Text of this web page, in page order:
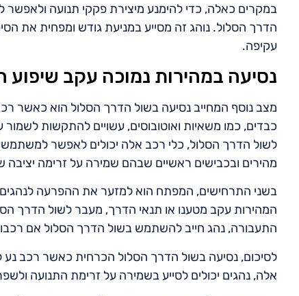
במקרים כאלה, כדי להימנע מיצירת פקקי תנועה ולאפשר
הדרך הסלול. נוהג זה מסייע במניעת גודש ומפחית את
עקיפה.
נסיעה במהירות נמוכה עקב שיפוע
מצב נוסף המחייב נסיעה בשול הדרך הסלול הוא כאשר
כבדים, כמו משאיות ואוטובוסים, עשויים להתקשות
לשול הדרך הסלול, כלי רכב אלה יכולים לאפשר
מהירים ובכבישים ראשיים שבהם שמירה על זרימה יציבה
בשני התרחישים, המפתח הוא למזער את ההפרעה
המהירות עקב מטענו או תנאי הדרך, מעבר לשול הדרך
התעבורה, נהג חייב להשתמש בשול הדרך הסלול אם
לסיכום, נסיעה בשול הדרך הסלול הכרחית כאשר רכב
אלה, נהגים יכולים לסייע בשמירה על זרימת התנועה